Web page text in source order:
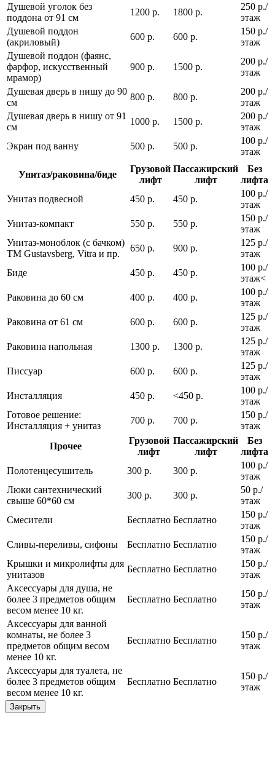
Душевой уголок без
поддона от 91 см
1200 р. 1800 р.
250 р./
этаж
Душевой поддон
(акриловый)
600 р. 600 р.
150 р./
этаж
Душевой поддон (фаянс,
фарфор, искусственный
мрамор)
900 р. 1500 р.
200 р./
этаж
Душевая дверь в нишу до 90
см
800 р. 800 р.
200 р./
этаж
Душевая дверь в нишу от 91
см
1000 р. 1500 р.
200 р./
этаж
Экран под ванну
500 р. 500 р.
100 р./
этаж
Унитаз/раковина/биде
Грузовой
лифт
Пассажирский
лифт
Без
лифта
Унитаз подвесной
450 р. 450 р.
100 р./
этаж
Унитаз-компакт
550 р. 550 р.
150 р./
этаж
Унитаз-моноблок (с бачком)
ТМ Gustavsberg, Vitra и пр.
650 р. 900 р.
125 р./
этаж
Биде
450 р. 450 р.
100 р./
этаж<
Раковина до 60 см
400 р. 400 р.
100 р./
этаж
Раковина от 61 см
600 р. 600 р.
125 р./
этаж
Раковина напольная
1300 р. 1300 р.
125 р./
этаж
Писсуар
600 р. 600 р.
125 р./
этаж
Инсталляция
450 р. <450 р.
100 р./
этаж
Готовое решение:
Инсталляция + унитаз
700 р. 700 р.
150 р./
этаж
Прочее
Грузовой
лифт
Пассажирский
лифт
Без
лифта
Полотенцесушитель
300 р. 300 р.
100 р./
этаж
Люки сантехнический
свыше 60*60 см
300 р. 300 р.
50 р./
этаж
Смесители
Бесплатно Бесплатно
150 р./
этаж
Сливы-переливы, сифоны
Бесплатно Бесплатно
150 р./
этаж
Крышки и микролифты для
унитазов
Бесплатно Бесплатно
150 р./
этаж
Аксессуары для душа, не
более 3 предметов общим
весом менее 10 кг.
Бесплатно Бесплатно
150 р./
этаж
Аксессуары для ванной
комнаты, не более 3
предметов общим весом
менее 10 кг.
Бесплатно Бесплатно
150 р./
этаж
Аксессуары для туалета, не
более 3 предметов общим
весом менее 10 кг.
Бесплатно Бесплатно
150 р./
этаж
Закрыть